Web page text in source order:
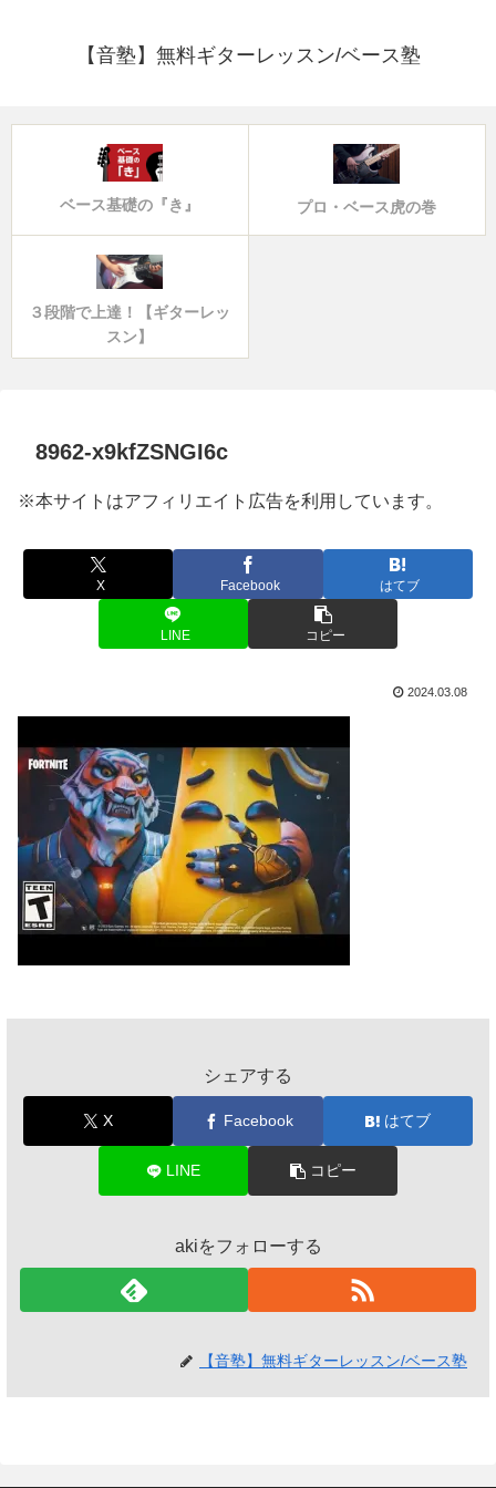
【音塾】無料ギターレッスン/ベース塾
ベース基礎の『き』 プロ・ベース虎の巻
３段階で上達！【ギターレッ
スン】
8962-x9kfZSNGI6c
※本サイトはアフィリエイト広告を利用しています。
X Facebook はてブ
LINE コピー
2024.03.08
シェアする
X Facebook はてブ
LINE コピー
akiをフォローする
【音塾】無料ギターレッスン/ベース塾